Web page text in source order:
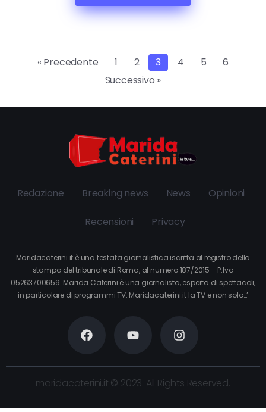
« Precedente 1 2 3 4 5
6
Successivo »
Redazione Breaking news News Opinioni
Recensioni Privacy
Maridacaterini.it è una testata giornalistica iscritta al registro della
stampa del tribunale di Roma, al numero 187/2015 – P.Iva
05263700659. Marida Caterini è una giornalista, esperta di spettacoli,
in particolare di programmi TV. Maridacaterini.it la TV e non solo…’
maridacaterini.it © 2023. All Rights Reserved.